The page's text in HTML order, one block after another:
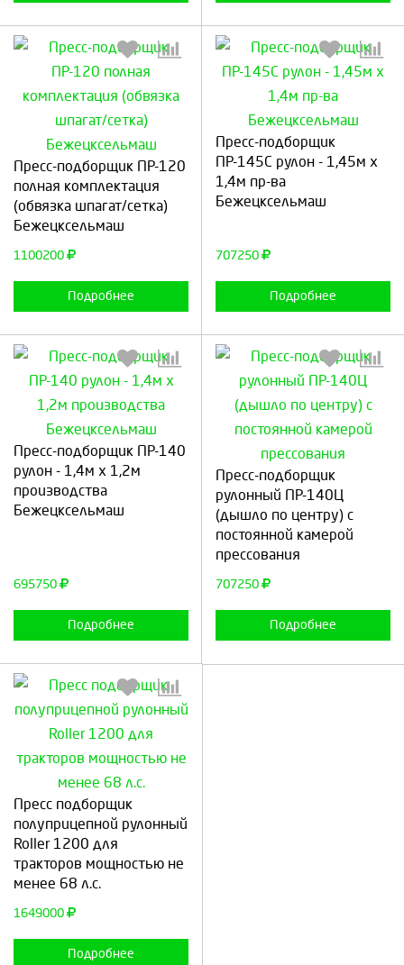
Пресс-подборщик ПР-120
полная комплектация
(обвязка шпагат/сетка)
Бежецксельмаш
1100200
Подробнее
Выберите количество:
Отмена
Пресс-подборщик
ПР-145С рулон - 1,45м х
1,4м пр-ва
Бежецксельмаш
707250
Подробнее
Выберите количество:
Пресс-подборщик ПР-140
рулон - 1,4м х 1,2м
производства
Бежецксельмаш
695750
Подробнее
Выберите количество:
Пресс-подборщик
рулонный ПР-140Ц
(дышло по центру) с
постоянной камерой
прессования
707250
Подробнее
Выберите количество:
Продолжить Отмена
Пресс подборщик
полуприцепной рулонный
Roller 1200 для
тракторов мощностью не
менее 68 л.с.
1649000
Подробнее
Выберите количество:
Продолжить Отмена